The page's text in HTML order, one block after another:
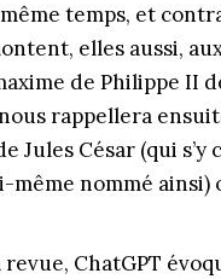
temps, et
elles aussi,
de Philippe II
rappellera
César (qui s’y
même nommé
ChatGPT